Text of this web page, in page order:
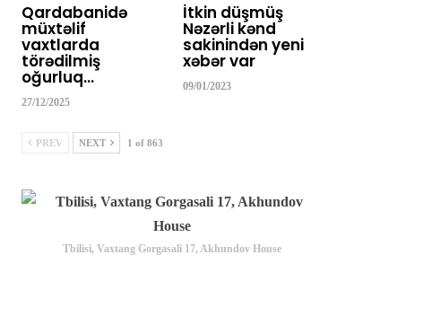
Qardabanidə
müxtəlif
vaxtlarda
törədilmiş
oğurluq…
27/12/2025
İtkin düşmüş
Nəzərli kənd
sakinindən yeni
xəbər var
09/01/2023
PREV NEXT 1 of 863
Tbilisi, Vaxtang Gorgasali 17, Akhundov House